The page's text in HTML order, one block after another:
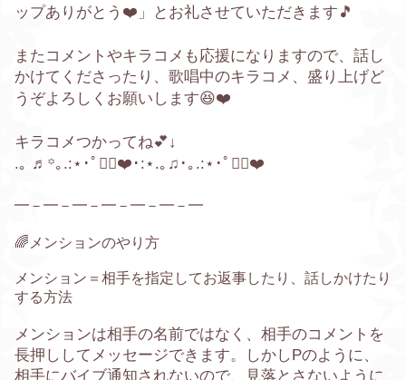
ップありがとう❤️」とお礼させていただきます🎵
またコメントやキラコメも応援になりますので、話し
かけてくださったり、歌唱中のキラコメ、盛り上げど
うぞよろしくお願いします😆❤️
キラコメつかってね💕↓
.｡ ♬꙳｡.:⋆･ﾟ🧚‍♂️❤️･:⋆.｡♫･｡.:⋆･ﾟ🧚‍♀️❤️
━－━－━－━－━－━－━
🌈メンションのやり方
メンション＝相手を指定してお返事したり、話しかけたり
する方法
メンションは相手の名前ではなく、相手のコメントを
長押ししてメッセージできます。
しかしPのように、
相手にバイブ通知されないので、見落とさないように